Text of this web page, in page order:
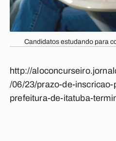
Candidatos estudando para
http://
/06/23/prazo-de-
prefeitura-de-itatuba-